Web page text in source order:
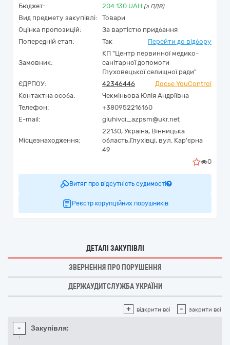
Бюджет: 204 130 UAH (з ПДВ)
Вид предмету закупівлі:
Товари
Оцінка пропозицій:
За вартістю придбання
Попередній етап:
Так Перейти до відбору
Замовник:
КП "Центр первинної медико-
санітарної допомоги
Глуховецької селищної ради"
ЄДРПОУ:
42346446
Досьє YouControl
Контактна особа:
Чекміньова Юлія Андріївна
Телефон:
+380952216160
E-mail:
gluhivci_azpsm@ukr.net
Місцезнаходження:
22130, Україна, Вінницька
область,Глухівці, вул. Кар'єрна
49
0
Витяг про відсутність судимості
Реєстр корупційних порушників
ДЕТАЛІ ЗАКУПІВЛІ
ЗВЕРНЕННЯ ПРО ПОРУШЕННЯ
ДЕРЖАУДИТСЛУЖБА УКРАЇНИ
+ відкрити всі - закрити всі
- Закупівля: